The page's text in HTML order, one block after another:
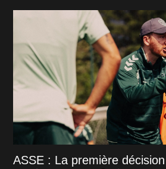
ASSE : La première